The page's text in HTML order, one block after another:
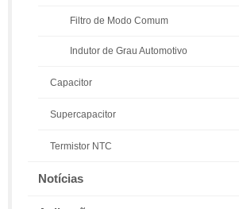
Filtro de Modo Comum
Indutor de Grau Automotivo
Capacitor
Supercapacitor
Termistor NTC
Notícias